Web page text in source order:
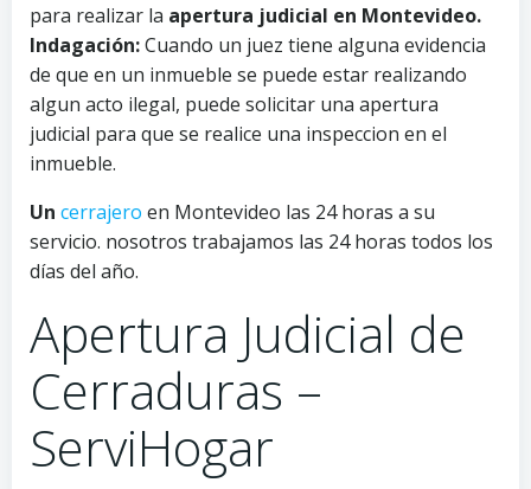
para realizar la apertura judicial en Montevideo.
Indagación:Cuando un juez tiene alguna evidencia
de que en un inmueble se puede estar realizando
algun acto ilegal, puede solicitar una apertura
judicial para que se realice una inspeccion en el
inmueble.
Un cerrajero en Montevideo las 24 horas a su
servicio. nosotros trabajamos las 24 horas todos los
días del año.
Apertura Judicial de
Cerraduras –
ServiHogar